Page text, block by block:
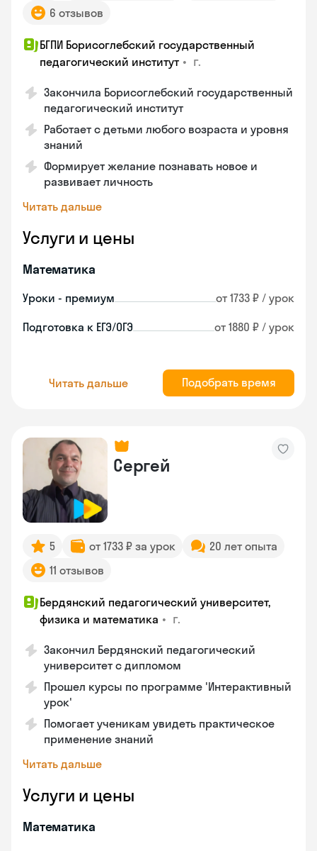
6 отзывов
БГПИ Борисоглебский государственный
педагогический институт • г.
Закончила Борисоглебский государственный
педагогический институт
Работает с детьми любого возраста и уровня
знаний
Формирует желание познавать новое и
развивает личность
Читать дальше
Услуги и цены
Математика
Уроки - премиум от 1733 ₽ / урок
Подготовка к ЕГЭ/ОГЭ от 1880 ₽ / урок
Читать дальше Подобрать время
Сергей
5 от 1733 ₽ за урок
20 лет опыта
11 отзывов
Бердянский педагогический университет,
физика и математика • г.
Закончил Бердянский педагогический
университет с дипломом
Прошел курсы по программе 'Интерактивный
урок'
Помогает ученикам увидеть практическое
применение знаний
Читать дальше
Услуги и цены
Математика